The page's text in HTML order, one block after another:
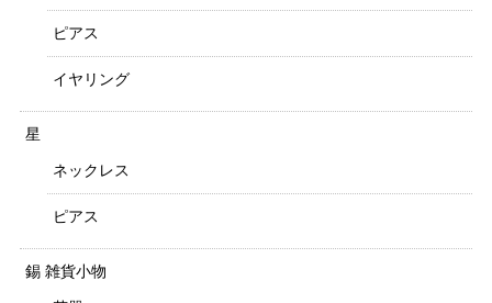
ピアス
イヤリング
星
ネックレス
ピアス
錫 雑貨小物